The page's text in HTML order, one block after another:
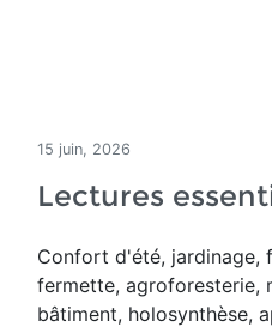
15 juin, 2026
Lectures
Confort d'été, jardinage,
fermette, agroforesterie,
bâtiment, holosynthèse,